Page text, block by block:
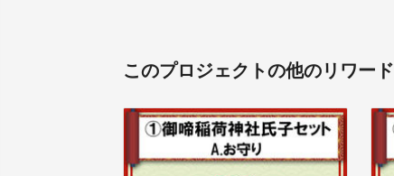
このプロジェクトの他のリワード